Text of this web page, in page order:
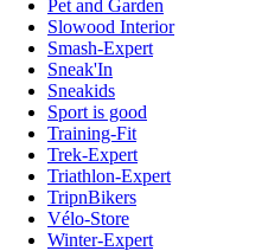
Pet and Garden
Slowood Interior
Smash-Expert
Sneak'In
Sneakids
Sport is good
Training-Fit
Trek-Expert
Triathlon-Expert
TripnBikers
Vélo-Store
Winter-Expert